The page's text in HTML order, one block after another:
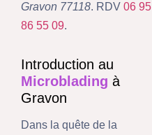
Gravon 77118. RDV 06 95
86 55 09.
Introduction au
Microblading à
Gravon
Dans la quête de la